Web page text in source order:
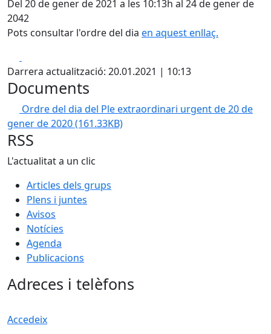
Del 20 de gener de 2021 a les 10:13h al 24 de gener de
2042
Pots consultar l'ordre del dia en aquest enllaç.
Darrera actualització: 20.01.2021 | 10:13
Documents
Ordre del dia del Ple extraordinari urgent de 20 de
gener de 2020(161.33KB)
RSS
L'actualitat a un clic
Articles dels grups
Plens i juntes
Avisos
Notícies
Agenda
Publicacions
Adreces i telèfons
Accedeix